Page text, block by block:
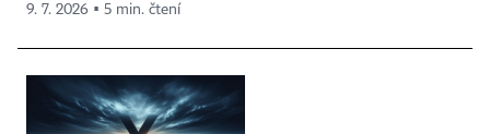
9. 7. 2026 ▪ 5 min. čtení